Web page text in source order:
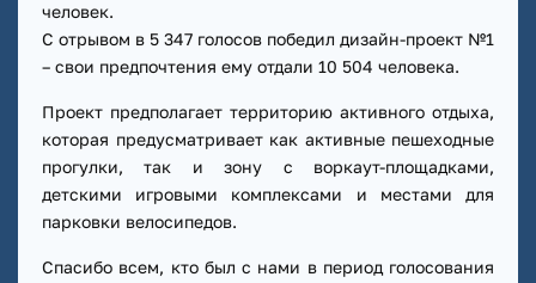
человек.
С отрывом в 5 347 голосов победил дизайн-проект №1
– свои предпочтения ему отдали 10 504 человека.
Проект предполагает территорию активного отдыха,
которая предусматривает как активные пешеходные
прогулки, так и зону с воркаут-площадками,
детскими игровыми комплексами и местами для
парковки велосипедов.
Спасибо всем, кто был с нами в период голосования